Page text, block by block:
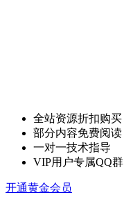
全站资源折扣购买
部分内容免费阅读
一对一技术指导
VIP用户专属QQ群
开通黄金会员